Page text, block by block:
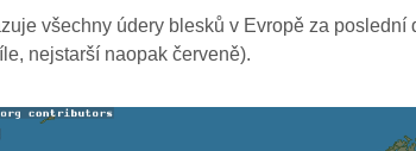
všechny údery blesků v Evropě za
nejstarší naopak červeně).